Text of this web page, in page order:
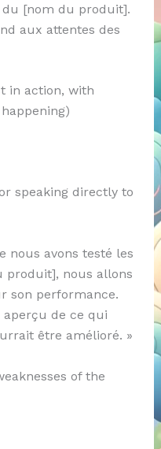
[nom du produit].
aux attentes des
in action, with
speaking directly to
nous avons testé les
produit], nous allons
son performance.
de ce qui
être amélioré. »
of the